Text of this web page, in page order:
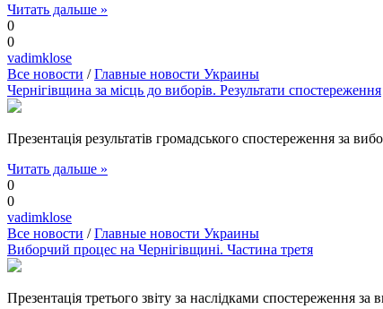
Читать дальше »
0
0
vadimklose
Все новости /Главные новости Украины
Чернігівщина за місць до виборів. Результати спостереження
Презентація результатів громадського спостереження за
Читать дальше »
0
0
vadimklose
Все новости /Главные новости Украины
Виборчий процес на Чернігівщині. Частина третя
Презентація третього звіту за наслідками спостереження за